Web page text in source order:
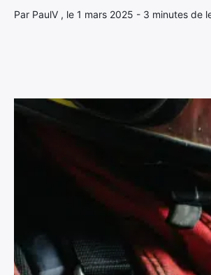
Par PaulV , le 1 mars 2025 - 3 minutes de